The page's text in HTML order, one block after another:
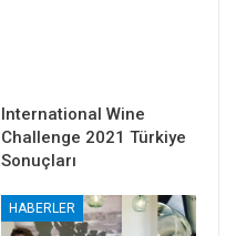
International Wine
Challenge 2021 Türkiye
Sonuçları
HABERLER